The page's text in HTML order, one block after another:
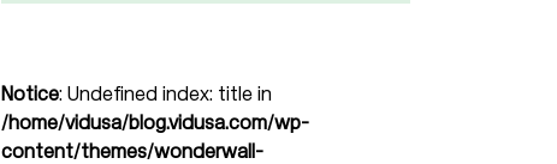
Notice: Undefined index: title in
/home/vidusa/blog.vidusa.com/wp-
content/themes/wonderwall-